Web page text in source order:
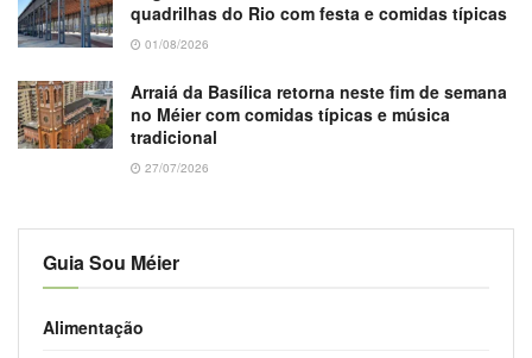
quadrilhas do Rio com festa e comidas típicas
01/08/2026
Arraiá da Basílica retorna neste fim de semana
no Méier com comidas típicas e música
tradicional
27/07/2026
Guia Sou Méier
Alimentação